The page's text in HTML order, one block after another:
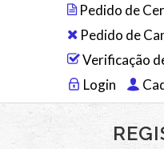
Pedido de
Pedido de
Verificação
Login